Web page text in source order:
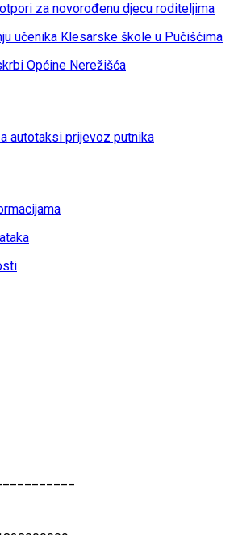
za novorođenu djecu roditeljima
učenika Klesarske škole u Pučišćima
Općine Nerežišća
autotaksi prijevoz putnika